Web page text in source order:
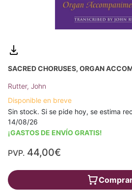
SACRED CHORUSES, ORGAN
Rutter, John
Disponible en breve
Sin stock. Si se pide hoy, se estima
14/08/26
¡GASTOS DE ENVÍO GRATIS!
PVP. 44,00€